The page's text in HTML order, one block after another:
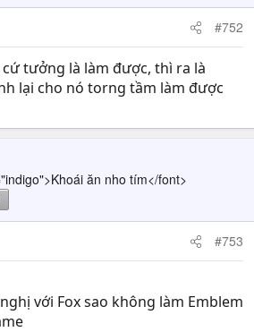
#752
tưởng là làm được, thì ra là
lại cho nó torng tầm làm được
ăn nho tím</font>
#753
với Fox sao không làm Emblem